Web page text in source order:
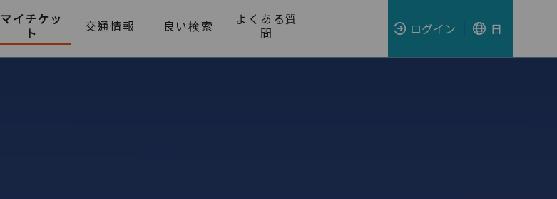
マイチケッ
ト
交通情報 良い検索
よくある質
問
ログイン 日